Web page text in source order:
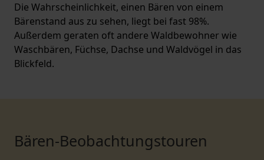
Die Wahrscheinlichkeit, einen Bären von einem
Bärenstand aus zu sehen, liegt bei fast 98%.
Außerdem geraten oft andere Waldbewohner wie
Waschbären, Füchse, Dachse und Waldvögel in das
Blickfeld.
Bären-Beobachtungstouren